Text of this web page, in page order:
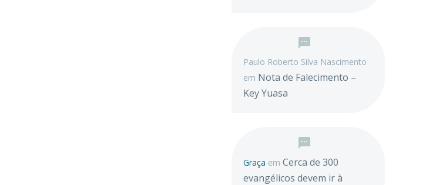
Paulo Roberto Silva Nascimento
em Nota de Falecimento –
Key Yuasa
Graça em Cerca de 300
evangélicos devem ir à